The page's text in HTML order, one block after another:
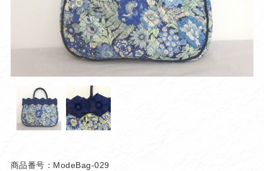
商品番号：ModeBag-029